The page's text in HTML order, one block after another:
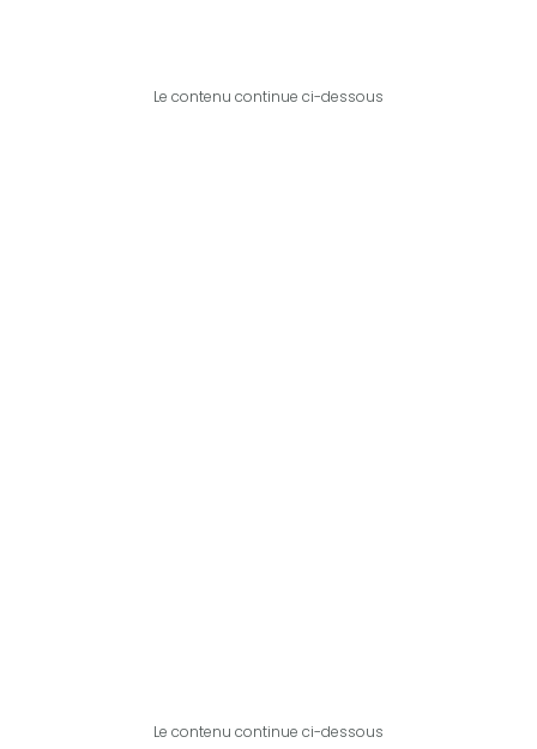
Le contenu continue ci-dessous
Le contenu continue ci-dessous